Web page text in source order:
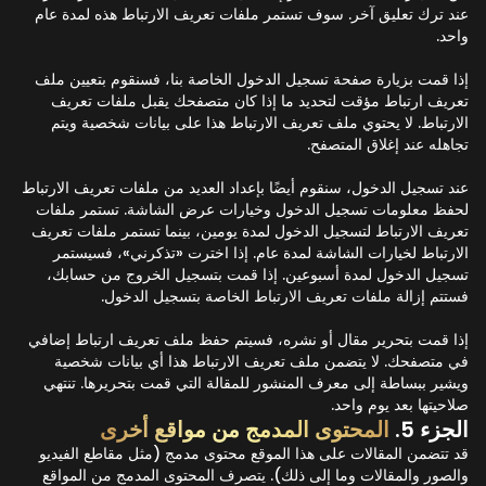
عند ترك تعليق آخر. سوف تستمر ملفات تعريف الارتباط هذه لمدة عام
واحد.
إذا قمت بزيارة صفحة تسجيل الدخول الخاصة بنا، فسنقوم بتعيين ملف
تعريف ارتباط مؤقت لتحديد ما إذا كان متصفحك يقبل ملفات تعريف
الارتباط. لا يحتوي ملف تعريف الارتباط هذا على بيانات شخصية ويتم
تجاهله عند إغلاق المتصفح.
عند تسجيل الدخول، سنقوم أيضًا بإعداد العديد من ملفات تعريف الارتباط
لحفظ معلومات تسجيل الدخول وخيارات عرض الشاشة. تستمر ملفات
تعريف الارتباط لتسجيل الدخول لمدة يومين، بينما تستمر ملفات تعريف
الارتباط لخيارات الشاشة لمدة عام. إذا اخترت «تذكرني»، فسيستمر
تسجيل الدخول لمدة أسبوعين. إذا قمت بتسجيل الخروج من حسابك،
فستتم إزالة ملفات تعريف الارتباط الخاصة بتسجيل الدخول.
إذا قمت بتحرير مقال أو نشره، فسيتم حفظ ملف تعريف ارتباط إضافي
في متصفحك. لا يتضمن ملف تعريف الارتباط هذا أي بيانات شخصية
ويشير ببساطة إلى معرف المنشور للمقالة التي قمت بتحريرها. تنتهي
صلاحيتها بعد يوم واحد.
الجزء 5. المحتوى المدمج من مواقع أخرى
قد تتضمن المقالات على هذا الموقع محتوى مدمج (مثل مقاطع الفيديو
والصور والمقالات وما إلى ذلك). يتصرف المحتوى المدمج من المواقع